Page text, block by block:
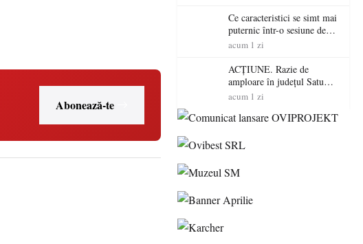
Abonează-te
Ce caracteristici se simt mai
puternic într-o sesiune de
distracție la sloturi online:
RTP?
acum 1 zi
ACȚIUNE. Razie de
amploare în județul Satu
Mare! Polițiștii au dat sute
șoferi fără permis într-o
acum 1 zi